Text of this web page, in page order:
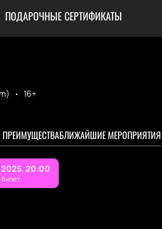
ПОДАРОЧНЫЕ СЕРТИФИКАТЫ
16+
БЛИЖАЙШИЕ МЕРОПРИЯТИЯ